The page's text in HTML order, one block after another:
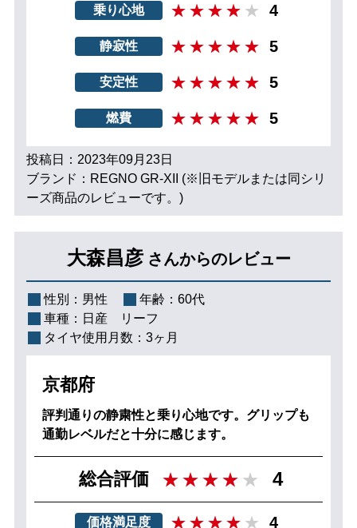
乗り心地 4
静寂性 5
安定性 5
燃費 5
投稿日：2023年09月23日
ブランド：REGNO GR-XII (※旧モデルまたは同シリ
ーズ商品のレビューです。)
大森昌彦 さんからのレビュー
性別： 男性 年齢： 60代
車種： 日産 リーフ
タイヤ使用月数： 3ヶ月
京都府
評判通りの静粛性と乗り心地です。グリップも
通勤レベルだと十分に感じます。
総合評価 4
価格満足度 4